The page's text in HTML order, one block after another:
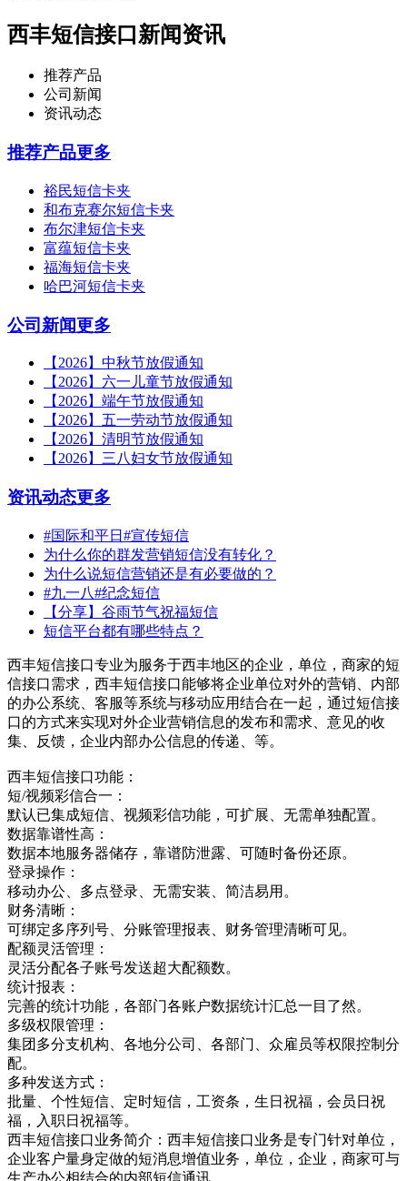
西丰短信接口新闻资讯
推荐产品
公司新闻
资讯动态
推荐产品更多
裕民短信卡夹
和布克赛尔短信卡夹
布尔津短信卡夹
富蕴短信卡夹
福海短信卡夹
哈巴河短信卡夹
公司新闻更多
【2026】中秋节放假通知
【2026】六一儿童节放假通知
【2026】端午节放假通知
【2026】五一劳动节放假通知
【2026】清明节放假通知
【2026】三八妇女节放假通知
资讯动态更多
#国际和平日#宣传短信
为什么你的群发营销短信没有转化？
为什么说短信营销还是有必要做的？
#九一八#纪念短信
【分享】谷雨节气祝福短信
短信平台都有哪些特点？
西丰短信接口专业为服务于西丰地区的企业，单位，商家的短
信接口需求，西丰短信接口能够将企业单位对外的营销、内部
的办公系统、客服等系统与移动应用结合在一起，通过短信接
口的方式来实现对外企业营销信息的发布和需求、意见的收
集、反馈，企业内部办公信息的传递、等。
西丰短信接口功能：
短/视频彩信合一：
默认已集成短信、视频彩信功能，可扩展、无需单独配置。
数据靠谱性高：
数据本地服务器储存，靠谱防泄露、可随时备份还原。
登录操作：
移动办公、多点登录、无需安装、简洁易用。
财务清晰：
可绑定多序列号、分账管理报表、财务管理清晰可见。
配额灵活管理：
灵活分配各子账号发送超大配额数。
统计报表：
完善的统计功能，各部门各账户数据统计汇总一目了然。
多级权限管理：
集团多分支机构、各地分公司、各部门、众雇员等权限控制分
配。
多种发送方式：
批量、个性短信、定时短信，工资条，生日祝福，会员日祝
福，入职日祝福等。
西丰短信接口业务简介：西丰短信接口业务是专门针对单位，
企业客户量身定做的短消息增值业务，单位，企业，商家可与
生产办公相结合的内部短信通讯，